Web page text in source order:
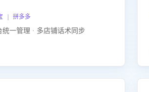
| 拼多多
统一管理 · 多店铺话术同步